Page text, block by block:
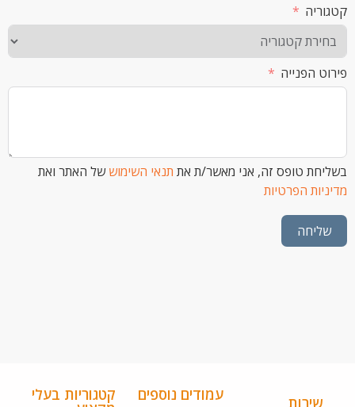
טופס זה, אני מאשר/ת אתתנאי השימוש של האתר ואת
הפרטיות
עמודים נוספים קטגוריות בעלי